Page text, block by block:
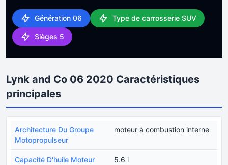
Génération 06 Type de carrosserie SUV
Sièges 5
Lynk and Co 06 2020 Caractéristiques
principales
Architecture Du Groupe
Motopropulseur
moteur à combustion interne
Capacité D'huile Moteur 5.6 l